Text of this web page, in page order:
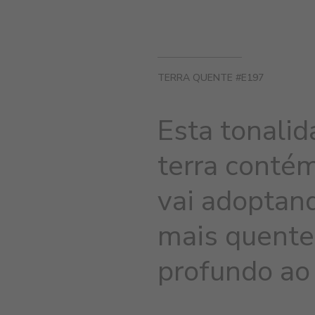
TERRA QUENTE #E197
Esta
terra
vai
mais
profundo